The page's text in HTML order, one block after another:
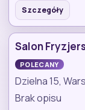
Szczegóły
Salon
POLECANY
Dzielna 15,
Brak opisu